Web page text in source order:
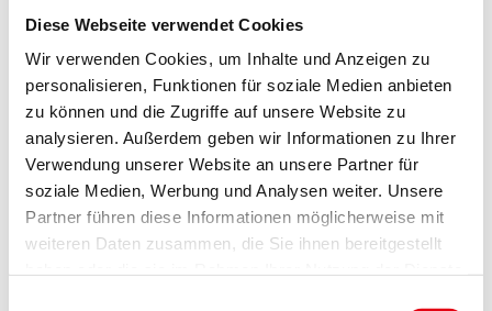
Diese Webseite verwendet Cookies
Wir verwenden Cookies, um Inhalte und Anzeigen zu
personalisieren, Funktionen für soziale Medien anbieten
zu können und die Zugriffe auf unsere Website zu
analysieren. Außerdem geben wir Informationen zu Ihrer
Verwendung unserer Website an unsere Partner für
soziale Medien, Werbung und Analysen weiter. Unsere
Partner führen diese Informationen möglicherweise mit
weiteren Daten zusammen, die Sie ihnen bereitgestellt
Richtlinie 2026 Broschüre
Bevölkerungsentwicklung 2020-2025
Häufig gestellte Fragen
Was bedeutet eine erstrangige
Sicherstellung?